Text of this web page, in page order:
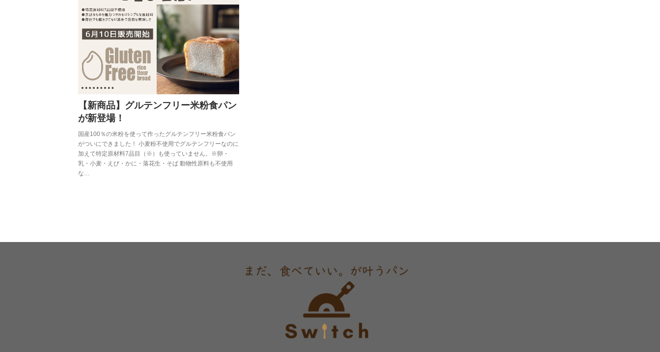
【新商品】グルテンフリー米粉食パン
が新登場！
国産100％の米粉を使って作ったグルテンフリー米粉食パン
がついにできました！ 小麦粉不使用でグルテンフリーなのに
加えて特定原材料7品目（※）も使っていません。※卵・
乳・小麦・えび・かに・落花生・そば 動物性原料も不使用
な…